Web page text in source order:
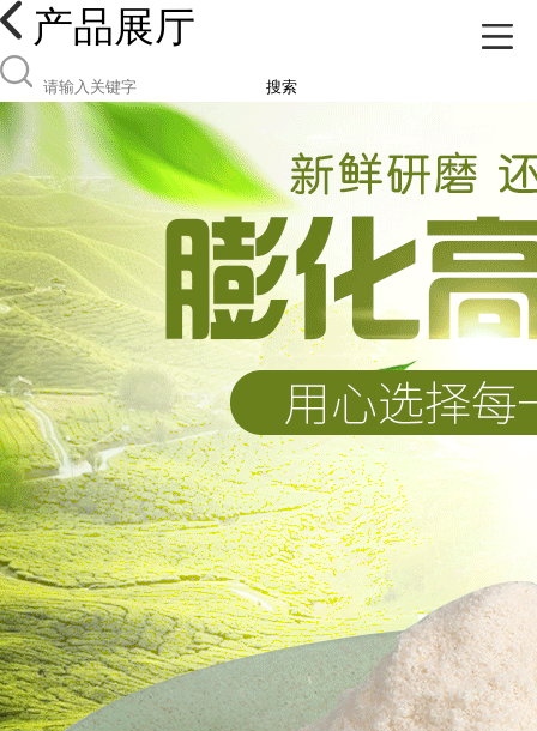
产品展厅
搜索